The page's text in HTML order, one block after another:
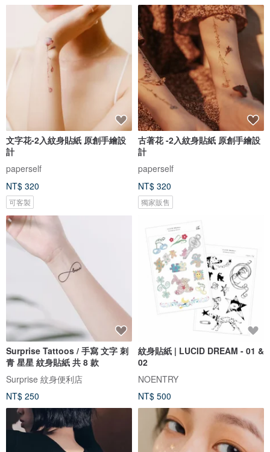
文字花-2入紋身貼紙 原創手繪設
計
paperself
NT$ 320
可客製
古著花 -2入紋身貼紙 原創手繪設
計
paperself
NT$ 320
獨家販售
Surprise Tattoos / 手寫 文字 刺
青 星星 紋身貼紙 共 8 款
Surprise 紋身便利店
NT$ 250
紋身貼紙 | LUCID DREAM - 01 &
02
NOENTRY
NT$ 500